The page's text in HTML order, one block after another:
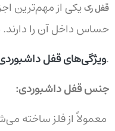
قفل رکیکی از مهم‌ترین
حساس داخل آن را دارند.
.:ویژگی‌های قفل
جنس قفل داشبوردی: